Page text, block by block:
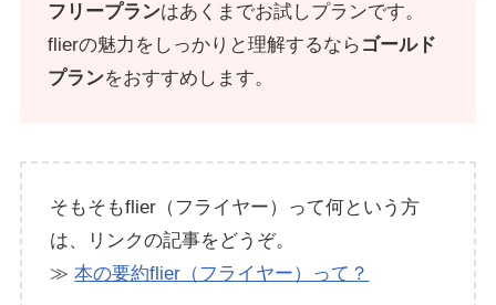
フリープランはあくまでお試しプランです。
flierの魅力をしっかりと理解するなら ゴールド
プランをおすすめします。
そもそもflier（フライヤー）って何という方
は、リンクの記事をどうぞ。
≫本の要約flier（フライヤー）って？